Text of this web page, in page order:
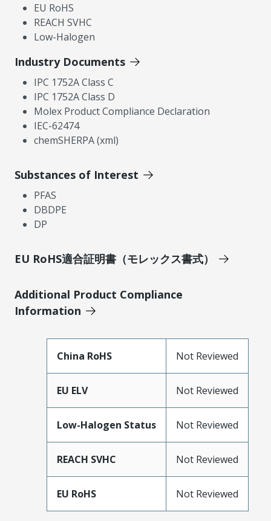
EU RoHS
REACH SVHC
Low-Halogen
Industry Documents
IPC 1752A Class C
IPC 1752A Class D
Molex Product Compliance Declaration
IEC-62474
chemSHERPA (xml)
Substances of Interest
PFAS
DBDPE
DP
EU RoHS適合証明書（モレックス書式）
Additional Product Compliance
Information
China RoHS Not Reviewed
EU ELV Not Reviewed
Low-Halogen Status Not Reviewed
REACH SVHC Not Reviewed
EU RoHS Not Reviewed